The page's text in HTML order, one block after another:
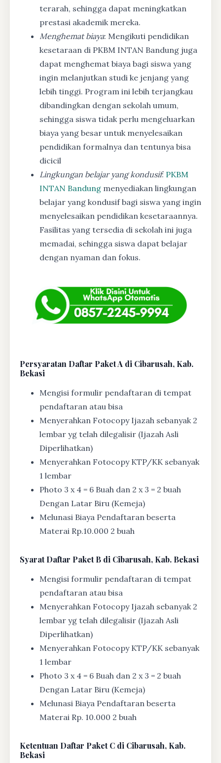
terarah, sehingga dapat meningkatkan
prestasi akademik mereka.
Menghemat biaya: Mengikuti pendidikan
kesetaraan di PKBM INTAN Bandung juga
dapat menghemat biaya bagi siswa yang
ingin melanjutkan studi ke jenjang yang
lebih tinggi. Program ini lebih terjangkau
dibandingkan dengan sekolah umum,
sehingga siswa tidak perlu mengeluarkan
biaya yang besar untuk menyelesaikan
pendidikan formalnya dan tentunya bisa
dicicil
Lingkungan belajar yang kondusif: PKBM
INTAN Bandung menyediakan lingkungan
belajar yang kondusif bagi siswa yang ingin
menyelesaikan pendidikan kesetaraannya.
Fasilitas yang tersedia di sekolah ini juga
memadai, sehingga siswa dapat belajar
dengan nyaman dan fokus.
Persyaratan Daftar Paket A di Cibarusah, Kab.
Bekasi
Mengisi formulir pendaftaran di tempat
pendaftaran atau bisa
Menyerahkan Fotocopy Ijazah sebanyak 2
lembar yg telah dilegalisir (Ijazah Asli
Diperlihatkan)
Menyerahkan Fotocopy KTP/KK sebanyak
1 lembar
Photo 3 x 4 = 6 Buah dan 2 x 3 = 2 buah
Dengan Latar Biru (Kemeja)
Melunasi Biaya Pendaftaran beserta
Materai Rp.10.000 2 buah
SyaratDaftar Paket B di Cibarusah, Kab. Bekasi
Mengisi formulir pendaftaran di tempat
pendaftaran atau bisa
Menyerahkan Fotocopy Ijazah sebanyak 2
lembar yg telah dilegalisir (Ijazah Asli
Diperlihatkan)
Menyerahkan Fotocopy KTP/KK sebanyak
1 lembar
Photo 3 x 4 = 6 Buah dan 2 x 3 = 2 buah
Dengan Latar Biru (Kemeja)
Melunasi Biaya Pendaftaran beserta
Materai Rp. 10.000 2 buah
Ketentuan Daftar Paket C di Cibarusah, Kab.
Bekasi